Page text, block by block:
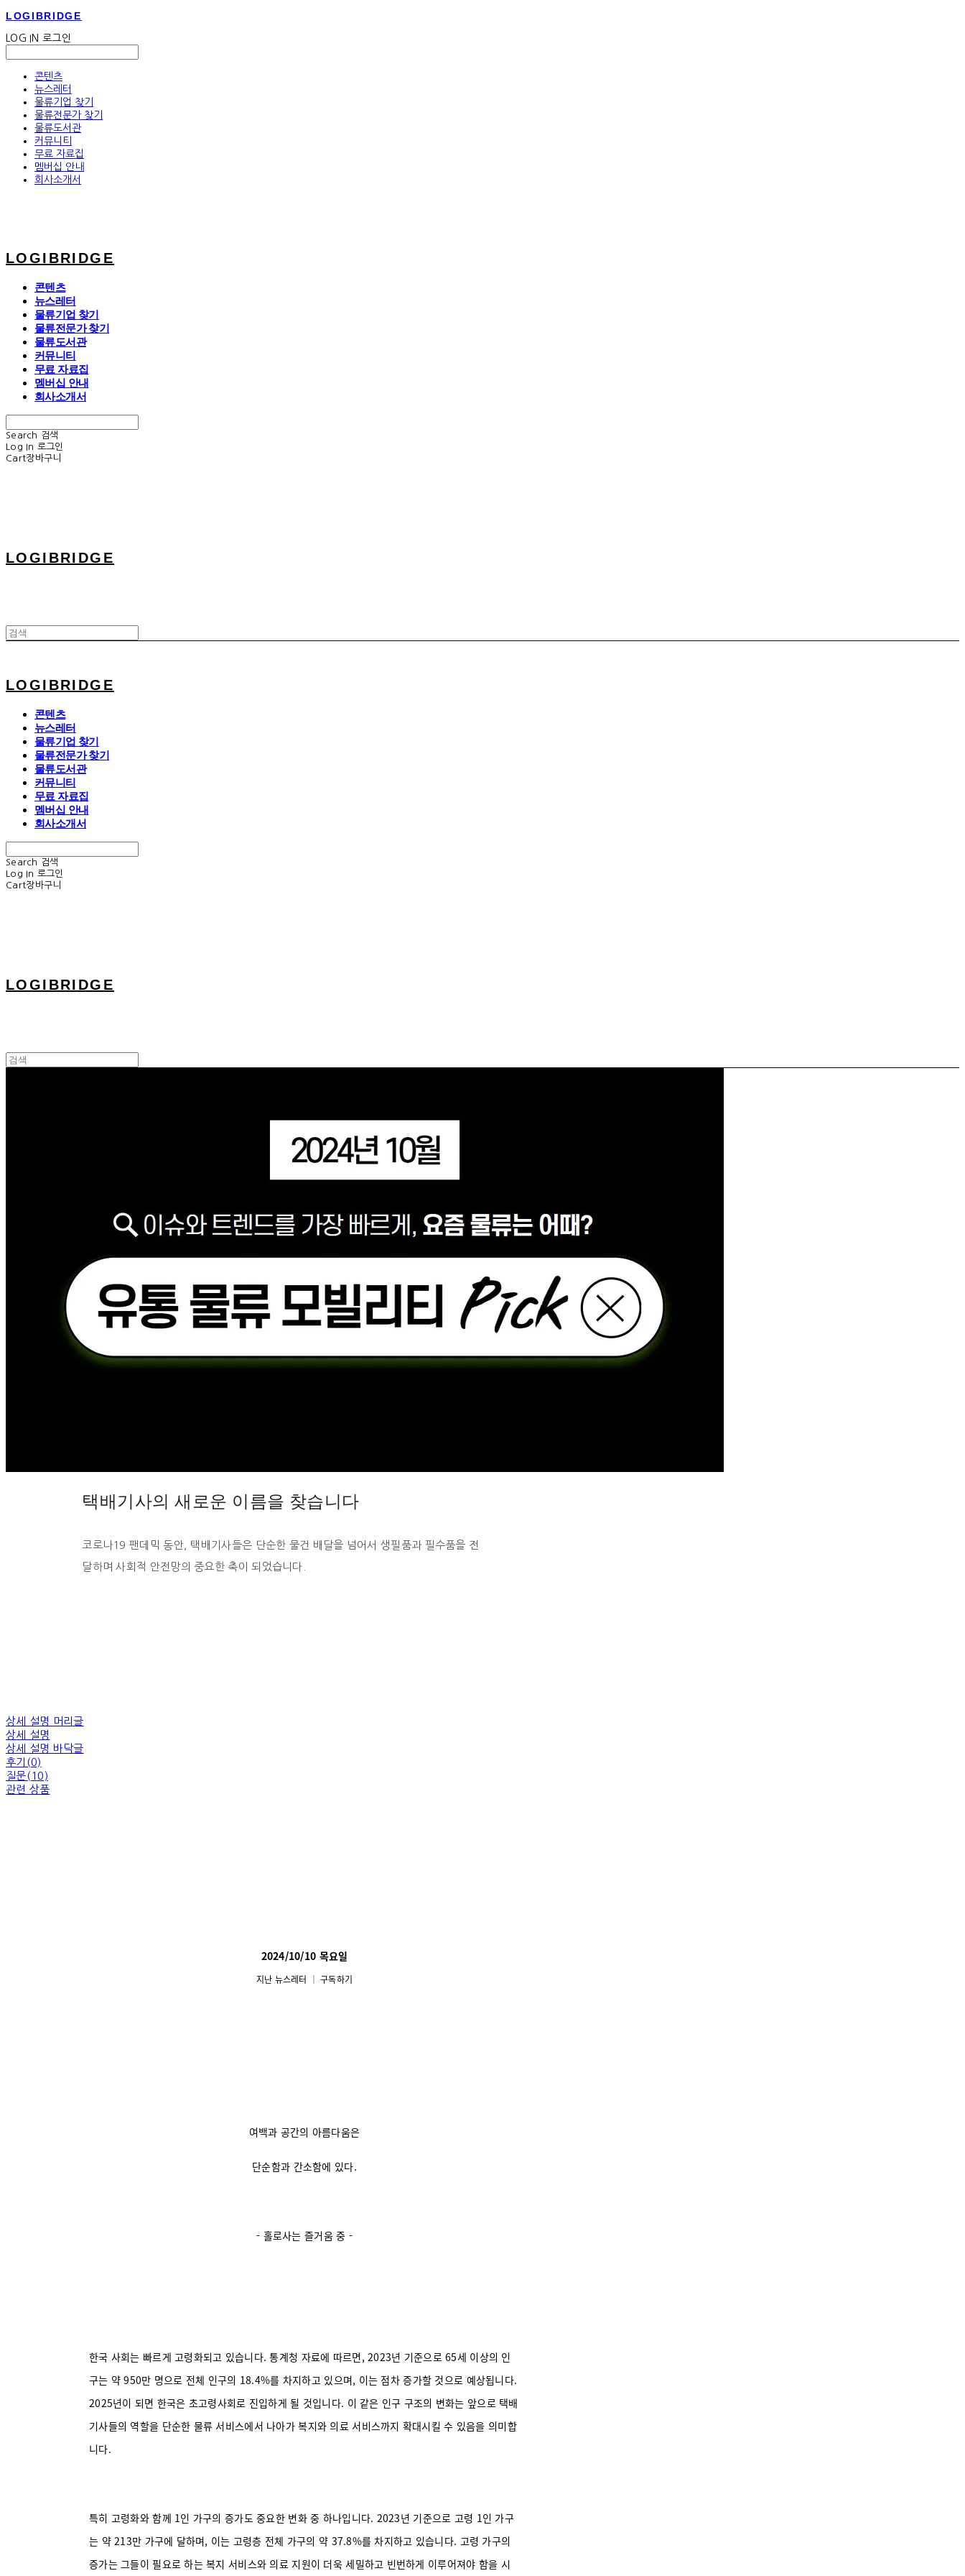
LOGIBRIDGE
LOG IN 로그인
콘텐츠
뉴스레터
물류기업 찾기
물류전문가 찾기
물류도서관
커뮤니티
무료 자료집
멤버십 안내
회사소개서
LOGIBRIDGE
콘텐츠
뉴스레터
물류기업 찾기
물류전문가 찾기
물류도서관
커뮤니티
무료 자료집
멤버십 안내
회사소개서
Search
검색
Log In 로그인
Cart장바구니
LOGIBRIDGE
LOGIBRIDGE
콘텐츠
뉴스레터
물류기업 찾기
물류전문가 찾기
물류도서관
커뮤니티
무료 자료집
멤버십 안내
회사소개서
Search
검색
Log In 로그인
Cart장바구니
LOGIBRIDGE
택배기사의 새로운 이름을 찾습니다
코로나19 팬데믹 동안, 택배기사들은 단순한 물건 배달을 넘어서 생필품과 필수품을 전
달하며 사회적 안전망의 중요한 축이 되었습니다.
상세 설명 머리글
상세 설명
상세 설명 바닥글
후기(0)
질문(10)
관련 상품
2024/10/10 목요일
지난 뉴스레터 │구독하기
여백과 공간의 아름다움은
단순함과 간소함에 있다.
- 홀로사는 즐거움 중 -
한국 사회는 빠르게 고령화되고 있습니다. 통계청 자료에 따르면, 2023년 기준으로 65세 이상의 인
구는 약 950만 명으로 전체 인구의 18.4%를 차지하고 있으며, 이는 점차 증가할 것으로 예상됩니다.
2025년이 되면 한국은 초고령사회로 진입하게 될 것입니다. 이 같은 인구 구조의 변화는 앞으로 택배
기사들의 역할을 단순한 물류 서비스에서 나아가 복지와 의료 서비스까지 확대시킬 수 있음을 의미합
니다.
특히 고령화와 함께 1인 가구의 증가도 중요한 변화 중 하나입니다. 2023년 기준으로 고령 1인 가구
는 약 213만 가구에 달하며, 이는 고령층 전체 가구의 약 37.8%를 차지하고 있습니다. 고령 가구의
증가는 그들이 필요로 하는 복지 서비스와 의료 지원이 더욱 세밀하고 빈번하게 이루어져야 함을 시